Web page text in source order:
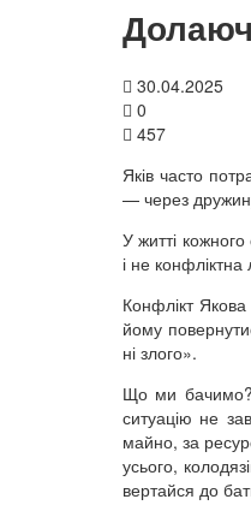
30.04.2025
0
457
Яків часто
— через
У житті
і не
Конфлікт
йому
ні злого».
Що ми бачимо?
ситуацію не
майно, за
усього,
вертайся до